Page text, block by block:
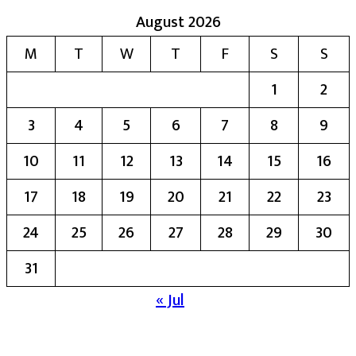
August 2026
M
T W T F S
S
1
2
3
4 5 6 7 8
9
10
11 12 13 14 15
16
17
18 19 20 21 22
23
24
25 26 27 28 29
30
31
« Jul